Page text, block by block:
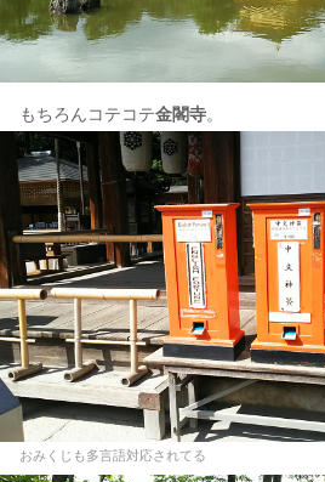
もちろんコテコテ金閣寺。
おみくじも多言語対応されてる